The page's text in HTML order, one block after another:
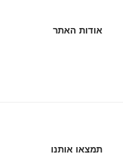
אודות האתר
תמצאו אותנו